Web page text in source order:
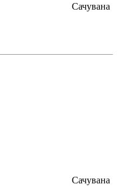
Сачувана
Сачувана